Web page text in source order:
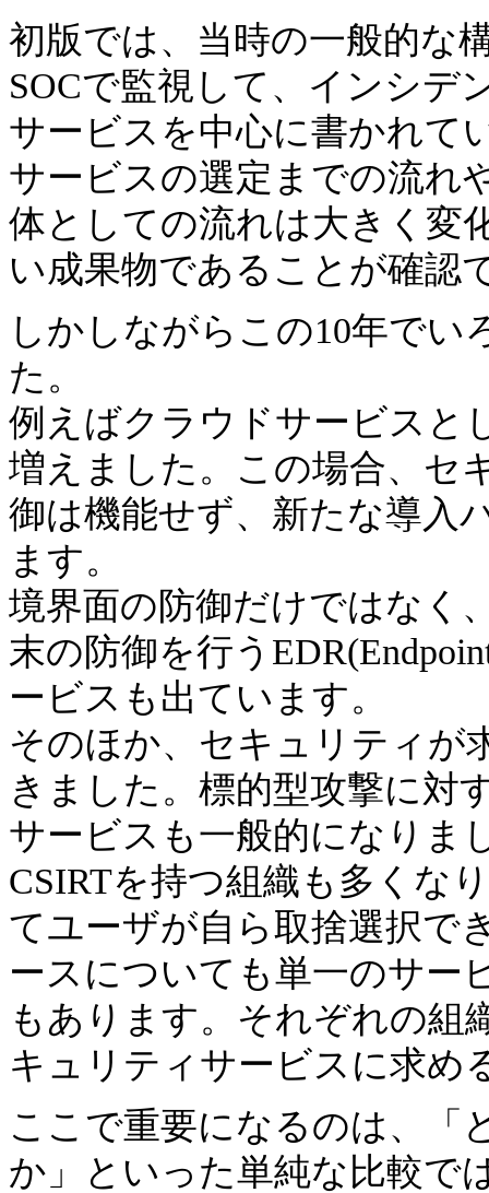
初版では、当時の一般的な
SOCで監視して、インシデ
サービスを中心に書かれて
サービスの選定までの流れ
体としての流れは大きく変
い成果物であることが確認
しかしながらこの10年でい
た。
例えばクラウドサービスと
増えました。この場合、セ
御は機能せず、新たな導入
ます。
境界面の防御だけではなく
末の防御を行う
ービスも出ています。
そのほか、セキュリティが
きました。標的型攻撃に対
サービスも一般的になりま
CSIRTを持つ組織も多くな
てユーザが自ら取捨選択で
ースについても単一のサー
もあります。それぞれの組
キュリティサービスに求め
ここで重要になるのは、「
か」といった単純な比較で